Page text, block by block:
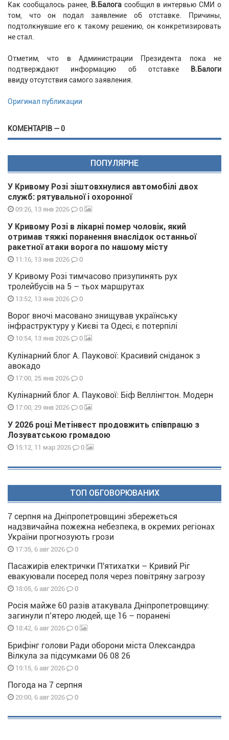
Как сообщалось ранее, В.Балога сообщил в интервью СМИ о
том, что он подал заявление об отставке. Причины,
подтолкнувшие его к такому решению, он конкретизировать
не стал.
Отметим, что в Администрации Президента пока не
подтверждают информацию об отставке
В.Балоги
ввиду отсутствия самого заявления.
Оригинал публикации
КОМЕНТАРІВ — 0
ПОПУЛЯРНЕ
У Кривому Розі зіштовхнулися автомобілі двох
служб: рятувальної і охоронної
09:26, 13 янв 2026 0
У Кривому Розі в лікарні помер чоловік, який
отримав тяжкі поранення внаслідок останньої
ракетної атаки ворога по нашому місту
11:16, 13 янв 2026 0
У Кривому Розі тимчасово призупинять рух
тролейбусів на 5 – тьох маршрутах
13:52, 13 янв 2026 0
Ворог вночі масовано знищував українську
інфраструктуру у Києві та Одесі, є потерпілі
10:54, 13 янв 2026 0
Кулінарний блог А. Паукової: Красивий сніданок з
авокадо
17:00, 25 янв 2026 0
Кулінарний блог А. Паукової: Біф Веллінгтон. Модерн
17:00, 29 янв 2026 0
У 2026 році Метінвест продовжить співпрацю з
Лозуватською громадою
15:12, 11 мар 2026 0
ТОП ОБГОВОРЮВАНИХ
7 серпня на Дніпропетровщині збережеться
надзвичайна пожежна небезпека, в окремих регіонах
України прогнозують грози
17:35, 6 авг 2026 0
Пасажирів електрички П'ятихатки – Кривий Ріг
евакуювали посеред поля через повітряну загрозу
18:05, 6 авг 2026 0
Росія майже 60 разів атакувала Дніпропетровщину:
загинули п’ятеро людей, ще 16 – поранені
18:42, 6 авг 2026 0
Брифінг голови Ради оборони міста Олександра
Вілкула за підсумками 06 08 26
19:15, 6 авг 2026 0
Погода на 7 серпня
20:00, 6 авг 2026 0